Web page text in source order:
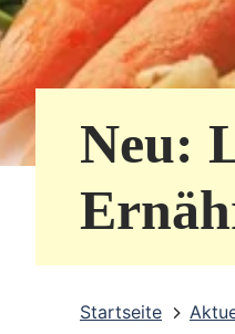
Neu:
Startseite
e
r
v
i